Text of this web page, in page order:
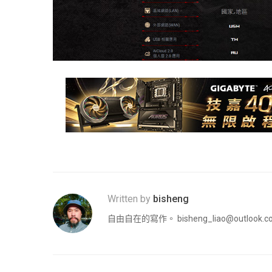
Written by bisheng
自由自在的寫作。